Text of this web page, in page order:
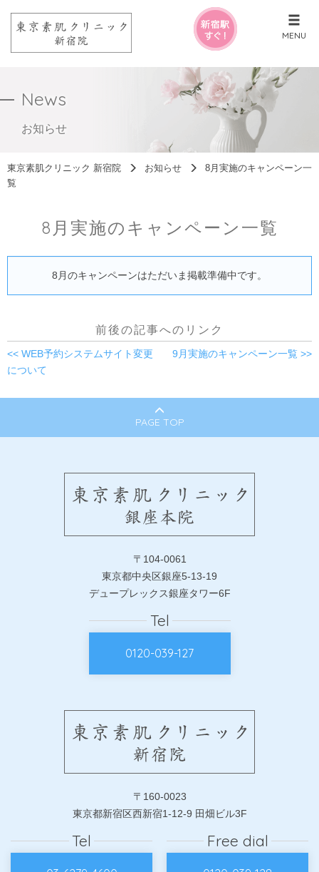
MENU
News
お知らせ
東京素肌クリニック 新宿院 お知らせ
8月実施のキャンペーン一
覧
8月実施のキャンペーン一覧
8月のキャンペーンはただいま掲載準備中です。
前後の記事へのリンク
<< WEB予約システムサイト変更
について
9月実施のキャンペーン一覧 >>
PAGE TOP
〒104-0061
東京都中央区銀座5-13-19
デュープレックス銀座タワー6F
Tel
0120-039-127
〒160-0023
東京都新宿区西新宿1-12-9 田畑ビル3F
Tel Free dial